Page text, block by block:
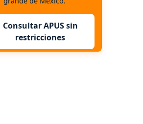
Consultar APUS sin
restricciones